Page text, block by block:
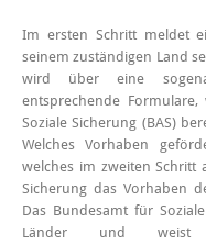
Im ersten Schritt meldet
seinem zuständigen Land
wird über eine
entsprechende
Soziale Sicherung (BAS)
Welches Vorhaben
welches im zweiten Schritt
Sicherung das Vorhaben
Das Bundesamt für
Länder und